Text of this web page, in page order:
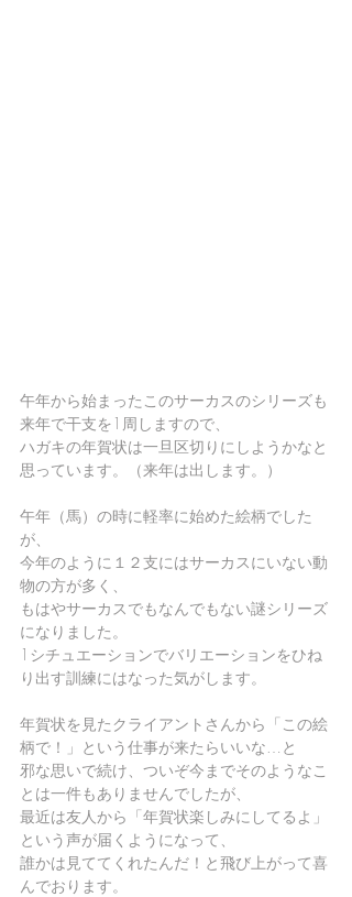
午年から始まったこのサーカスのシリーズも
来年で干支を1周しますので、
ハガキの年賀状は一旦区切りにしようかなと
思っています。（来年は出します。）
午年（馬）の時に軽率に始めた絵柄でした
が、
今年のように１２支にはサーカスにいない動
物の方が多く、
もはやサーカスでもなんでもない謎シリーズ
になりました。
1シチュエーションでバリエーションをひね
り出す訓練にはなった気がします。
年賀状を見たクライアントさんから「この絵
柄で！」という仕事が来たらいいな…と
邪な思いで続け、ついぞ今までそのようなこ
とは一件もありませんでしたが、
最近は友人から「年賀状楽しみにしてるよ」
という声が届くようになって、
誰かは見ててくれたんだ！と飛び上がって喜
んでおります。